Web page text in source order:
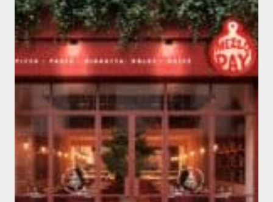
Franchise Marques & Enseignes Travel Retail
DESIGN MEZZODAY
#branding #design